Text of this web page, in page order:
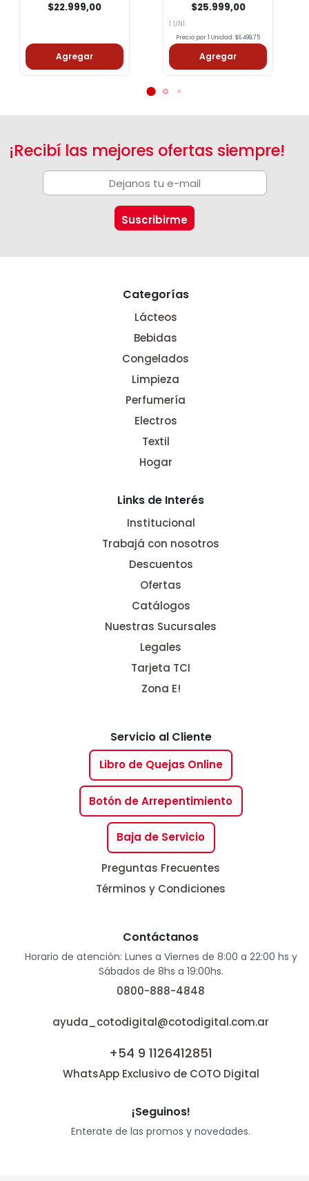
$22.999,00
Agregar
$25.999,00
1 UNI
Precio por 1 Unidad: $6.499,75
Agregar
¡Recibí las mejores ofertas siempre!
Categorías
Lácteos
Bebidas
Congelados
Limpieza
Perfumería
Electros
Textil
Hogar
Links de Interés
Institucional
Trabajá con nosotros
Descuentos
Ofertas
Catálogos
Nuestras Sucursales
Legales
Tarjeta TCI
Zona E!
Servicio al Cliente
Libro de Quejas Online
Botón de Arrepentimiento
Baja de Servicio
Preguntas Frecuentes
Términos y Condiciones
Contáctanos
Horario de atención: Lunes a Viernes de 8:00 a 22:00 hs y
Sábados de 8hs a 19:00hs.
0800-888-4848
ayuda_cotodigital@cotodigital.com.ar
+54 9 1126412851
WhatsApp Exclusivo de COTO Digital
¡Seguinos!
Enterate de las promos y novedades.